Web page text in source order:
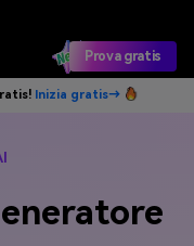
Prova gratis
Inizia gratis→